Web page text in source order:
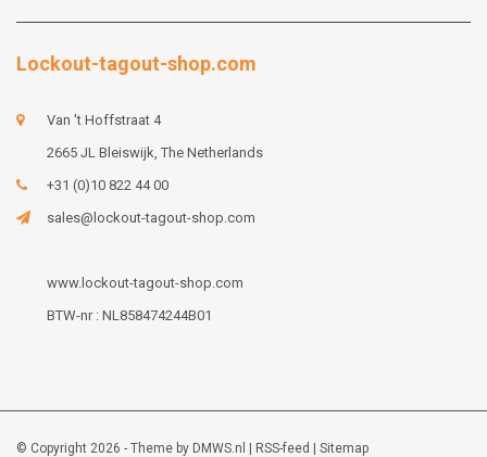
Lockout-tagout-shop.com
Van 't Hoffstraat 4
2665 JL Bleiswijk, The Netherlands
+31 (0)10 822 44 00
sales@lockout-tagout-shop.com
www.lockout-tagout-shop.com
BTW-nr : NL858474244B01
© Copyright 2026 - Theme by DMWS.nl | RSS-feed | Sitemap